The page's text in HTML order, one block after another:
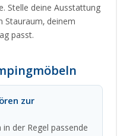
Stelle deine Ausstattung
Stauraum, deinem
passt.
zur
der Regel passende